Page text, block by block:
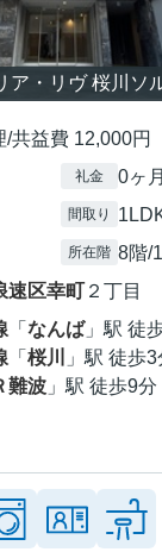
ア・リヴ 桜川
益費 12,000円
礼金 0ヶ月
間取り
所在階 8階/
速区幸町 ２丁目
「 なんば」駅 徒
「 桜川
」駅 徒歩3
難波 」駅 徒歩9分